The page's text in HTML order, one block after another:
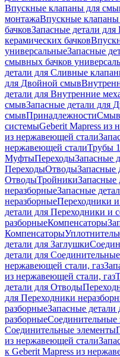
Впускные клапаны для
монтажаВпускные клапаны
бачковЗапасные детали
керамических бачков
универсальныеЗапасные
смывных бачков
детали для Сливные
для Двойной смыв
детали для Внутренние
смывЗапасные детали для
смывПринадлежности
системыGeberit Mapress из
из нержавеющей стали
нержавеющей сталиТрубы
МуфтыПереходыЗапасные
ПереходыОтводыЗапасные
ОтводыТройникиЗапасные
неразборныеЗапасные
неразборныеПереходники
детали для Переходники и
разборныеКомпенсаторы
Компенсаторы
детали для Заглушки
детали для
нержавеющей стали, газ
из нержавеющей стали, газ
детали для Отводы
для Переходники
разборныеЗапасные
разборныеСоединительные
Соединительные элементы
из нержавеющей стали
к Geberit Mapress из